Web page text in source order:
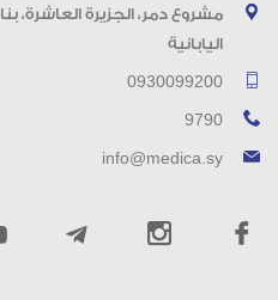
مشروع دمر، الجزيرة العاشرة،
اليابانية
0930099200
9790
info@medica.sy